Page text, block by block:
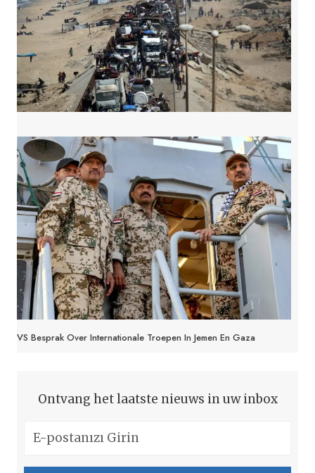
VS Besprak Over Internationale Troepen In Jemen En Gaza
Ontvang het laatste nieuws in uw inbox